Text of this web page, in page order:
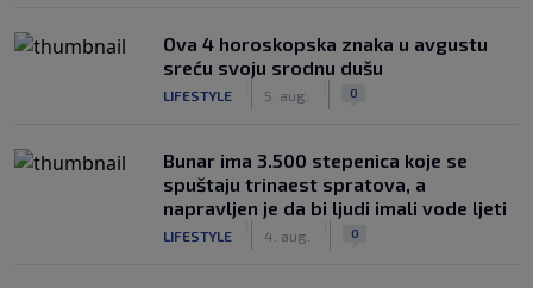
Ova 4 horoskopska znaka u avgustu
sreću svoju srodnu dušu
LIFESTYLE 5. aug. 0
Bunar imа 3.500 stepenica koje se
spuštaju trinaest spratova, a
napravljen je da bi ljudi imali vode ljeti
LIFESTYLE 4. aug. 0